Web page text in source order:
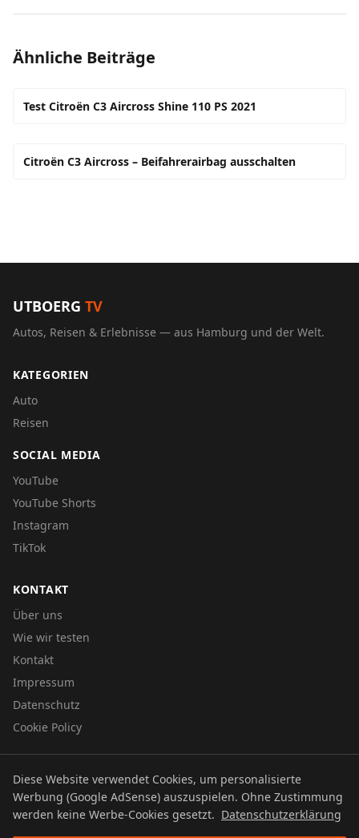
Ähnliche Beiträge
Test Citroën C3 Aircross Shine 110 PS 2021
Citroën C3 Aircross – Beifahrerairbag ausschalten
UTBOERG TV
Autos, Reisen & Erlebnisse — aus Hamburg und der Welt.
KATEGORIEN
Auto
Reisen
SOCIAL MEDIA
YouTube
YouTube Shorts
Instagram
TikTok
KONTAKT
Über uns
Wie wir testen
Kontakt
Impressum
Datenschutz
Cookie Policy
© 2026 UTBOERG TV
DatenschutzImpressumCookie Policy
Diese Website verwendet Cookies, um personalisierte
Werbung (Google AdSense) auszuspielen. Ohne Zustimmung
werden keine Werbe-Cookies gesetzt. Datenschutzerklärung